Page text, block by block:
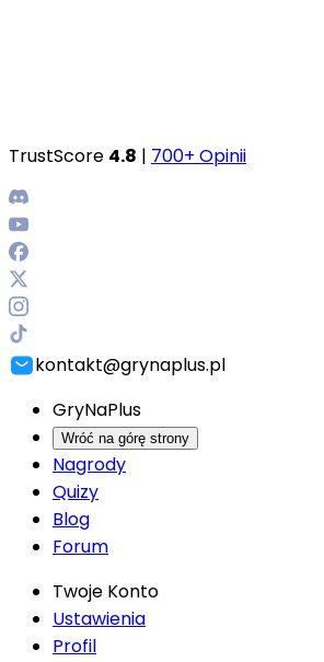
TrustScore 4.8 | 700+ Opinii
kontakt@grynaplus.pl
GryNaPlus
Wróć na górę strony
Nagrody
Quizy
Blog
Forum
Twoje Konto
Ustawienia
Profil